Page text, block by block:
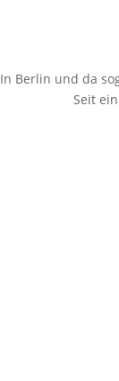
In Berlin und da
Seit